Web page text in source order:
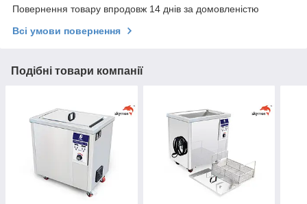
Повернення товару впродовж 14 днів за домовленістю
Всі умови повернення
Подібні товари компанії